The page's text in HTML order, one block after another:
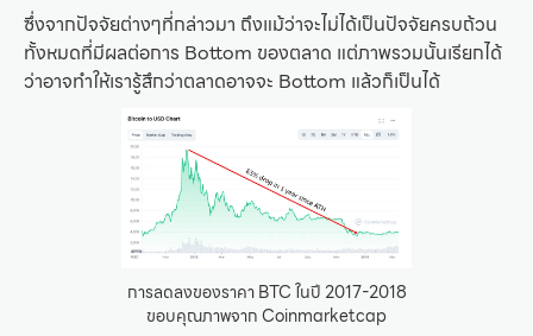
ซึ่งจากปัจจัยต่างๆที่กล่าวมา ถึงแม้ว่าจะไม่ได้เป็นปัจจัยครบถ้วน
ทั้งหมดที่มีผลต่อการ Bottom ของตลาด แต่ภาพรวมนั้นเรียกได้
ว่าอาจทำให้เรารู้สึกว่าตลาดอาจจะ Bottom แล้วก็เป็นได้
การลดลงของราคา BTC ในปี 2017-2018
ขอบคุณภาพจาก Coinmarketcap